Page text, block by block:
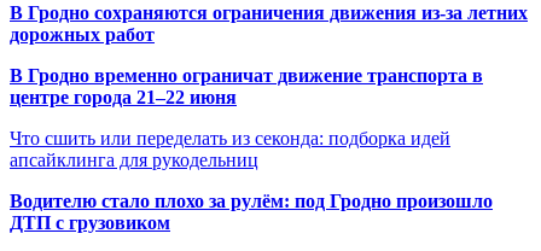
В Гродно сохраняются ограничения движения из-за летних
дорожных работ
В Гродно временно ограничат движение транспорта в
центре города 21–22 июня
Что сшить или переделать из секонда: подборка идей
апсайклинга для рукодельниц
Водителю стало плохо за рулём: под Гродно произошло
ДТП с грузовиком